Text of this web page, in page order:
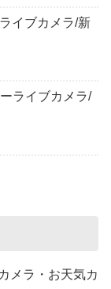
イブカメラ/新
ライブカメラ/
メラ・お天気カ